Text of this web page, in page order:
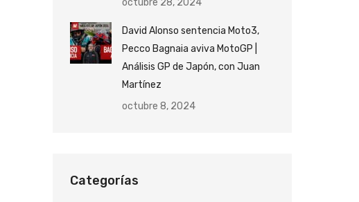
octubre 28, 2024
David Alonso sentencia Moto3,
Pecco Bagnaia aviva MotoGP |
Análisis GP de Japón, con Juan
Martínez
octubre 8, 2024
Categorías